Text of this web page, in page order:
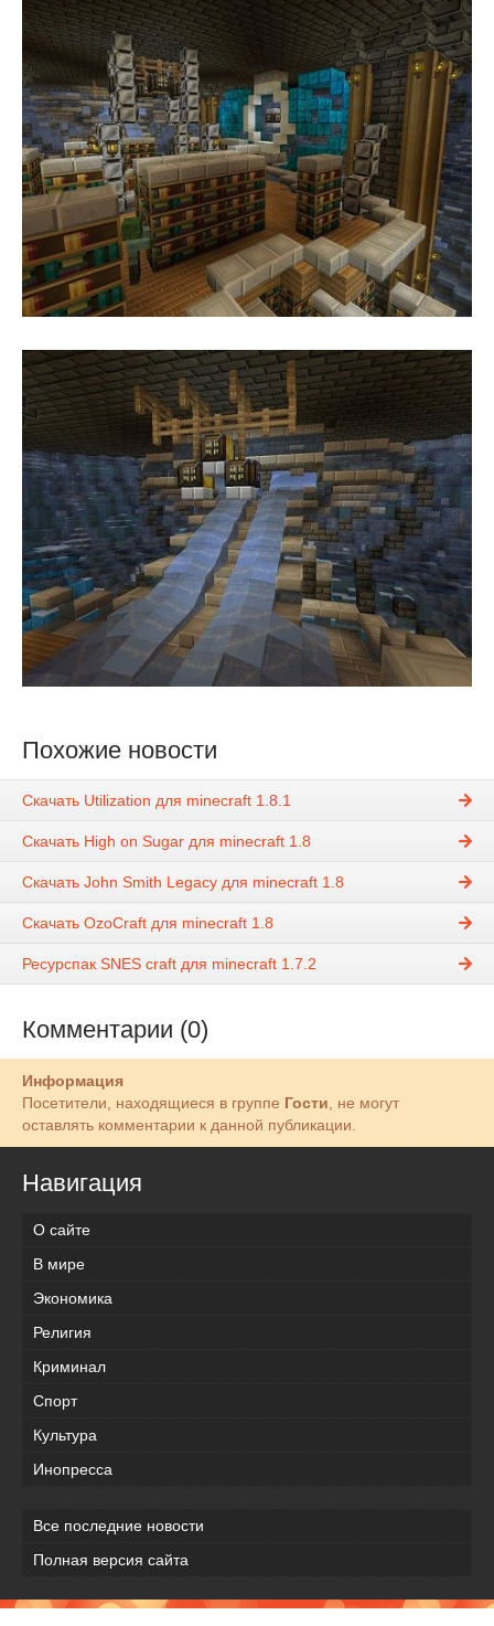
Похожие новости
Скачать Utilization для minecraft 1.8.1
Скачать High on Sugar для minecraft 1.8
Скачать John Smith Legacy для minecraft 1.8
Скачать OzoCraft для minecraft 1.8
Ресурспак SNES craft для minecraft 1.7.2
Комментарии (0)
Информация
Посетители, находящиеся в группе Гости, не могут
оставлять комментарии к данной публикации.
Навигация
О сайте
В мире
Экономика
Религия
Криминал
Спорт
Культура
Инопресса
Все последние новости
Полная версия сайта